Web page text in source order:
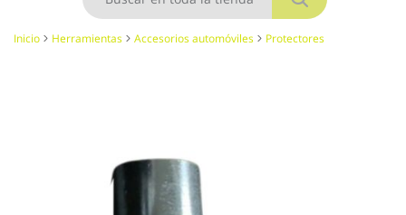
Inicio Herramientas Accesorios automóviles Protectores